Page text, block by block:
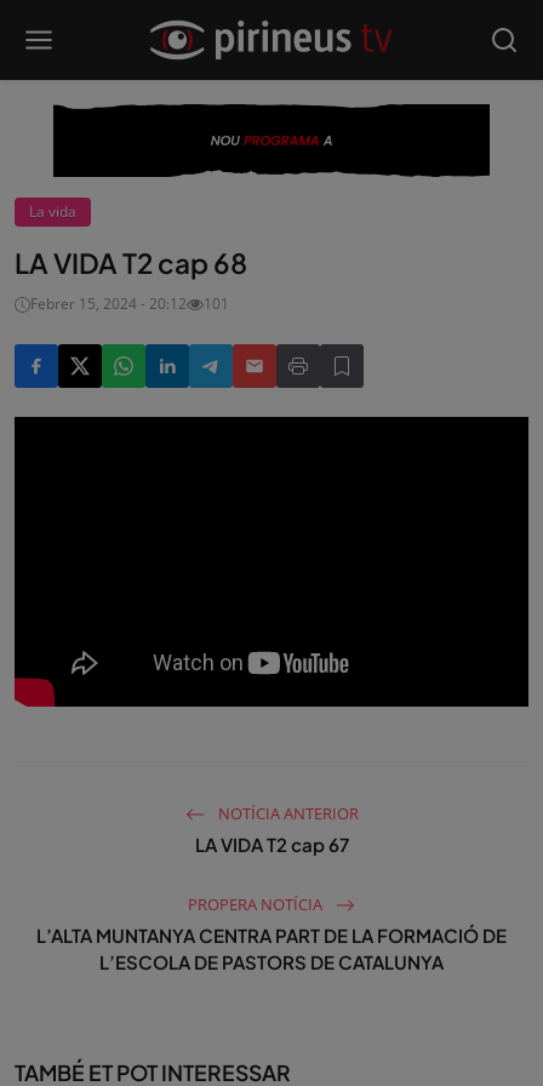
La vida
LA VIDA T2 cap 68
Febrer 15, 2024 - 20:12 101
NOTÍCIA ANTERIOR
LA VIDA T2 cap 67
PROPERA NOTÍCIA
L’ALTA MUNTANYA CENTRA PART DE LA FORMACIÓ DE
L’ESCOLA DE PASTORS DE CATALUNYA
TAMBÉ ET POT INTERESSAR